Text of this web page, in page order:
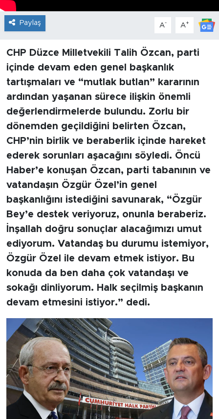
Paylaş A- A+
CHP Düzce Milletvekili Talih Özcan, parti
içinde devam eden genel başkanlık
tartışmaları ve “mutlak butlan” kararının
ardından yaşanan sürece ilişkin önemli
değerlendirmelerde bulundu. Zorlu bir
dönemden geçildiğini belirten Özcan,
CHP’nin birlik ve beraberlik içinde hareket
ederek sorunları aşacağını söyledi. Öncü
Haber’e konuşan Özcan, parti tabanının ve
vatandaşın Özgür Özel’in genel
başkanlığını istediğini savunarak, “Özgür
Bey’e destek veriyoruz, onunla beraberiz.
İnşallah doğru sonuçlar alacağımızı umut
ediyorum. Vatandaş bu durumu istemiyor,
Özgür Özel ile devam etmek istiyor. Bu
konuda da ben daha çok vatandaşı ve
sokağı dinliyorum. Halk seçilmiş başkanın
devam etmesini istiyor.” dedi.